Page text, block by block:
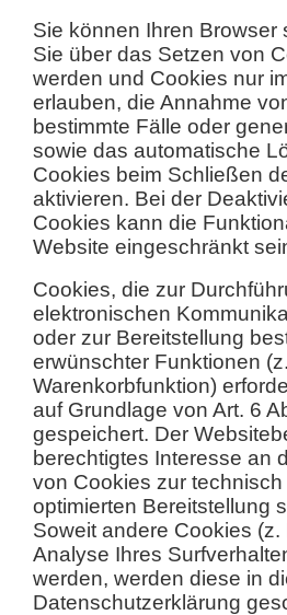
Sie können Ihren Browser
Sie über das Setzen von
werden und Cookies nur
erlauben, die Annahme
bestimmte Fälle oder
sowie das automatische
Cookies beim Schließen
aktivieren. Bei der
Cookies kann die
Website eingeschränkt
Cookies, die zur
elektronischen
oder zur Bereitstellung
erwünschter Funktionen
Warenkorbfunktion)
auf Grundlage von Art. 6
gespeichert. Der
berechtigtes Interesse an
von Cookies zur
optimierten Bereitstellung
Soweit andere Cookies
Analyse Ihres
werden, werden diese in
Datenschutzerklärung